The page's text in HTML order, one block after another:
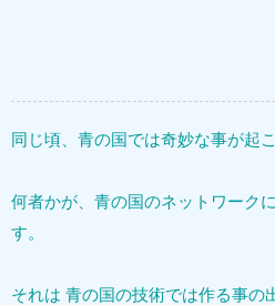
同じ頃、青の国では奇妙な事が起
何者かが、青の国のネットワーク
す。
それは 青の国の技術では作る事の